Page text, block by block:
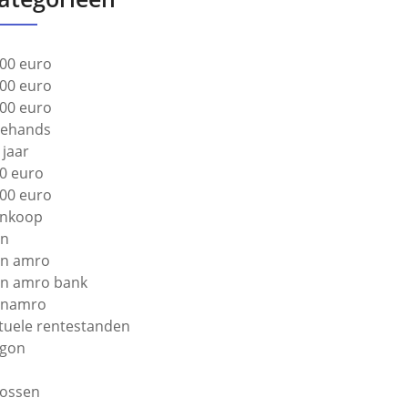
euro
euro
euro
jaar
euro
euro
amro
amro bank
rentestanden